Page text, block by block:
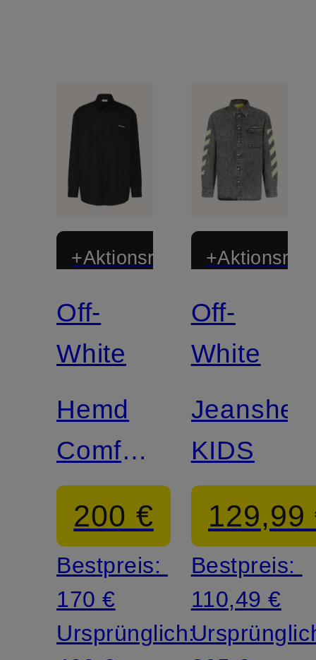
+Aktionsrabatt
Off-
White
Hemd
Comfort
Fit
200 €
Bestpreis:
170 €
Ursprünglich:
Off-
White
KIDS
129,99
Bestpreis:
110,49 €